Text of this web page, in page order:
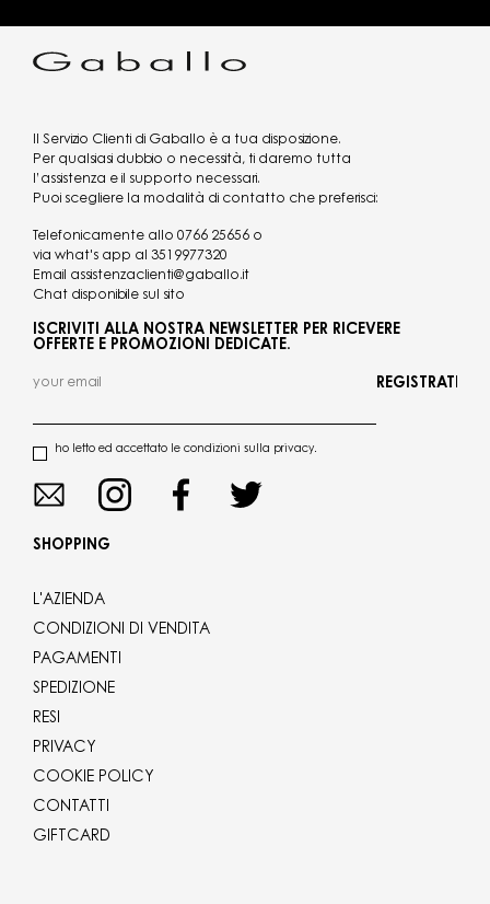
Il Servizio Clienti di Gaballo è a tua disposizione.
Per qualsiasi dubbio o necessità, ti daremo tutta
l’assistenza e il supporto necessari.
Puoi scegliere la modalità di contatto che preferisci:
Telefonicamente allo 0766 25656 o
via what's app al 3519977320
Email assistenzaclienti@gaballo.it
Chat disponibile sul sito
ISCRIVITI ALLA NOSTRA NEWSLETTER PER RICEVERE
OFFERTE E PROMOZIONI DEDICATE.
ho letto ed accettato le condizioni sulla privacy.
REGISTRATI
SHOPPING
L'AZIENDA
CONDIZIONI DI VENDITA
PAGAMENTI
SPEDIZIONE
RESI
PRIVACY
COOKIE POLICY
CONTATTI
GIFTCARD